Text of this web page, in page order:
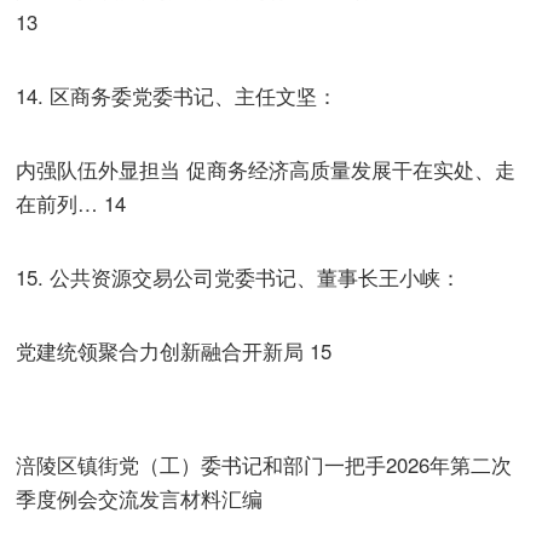
13
14. 区商务委党委书记、主任文坚：
内强队伍外显担当 促商务经济高质量发展干在实处、走
在前列… 14
15. 公共资源交易公司党委书记、董事长王小峡：
党建统领聚合力创新融合开新局 15
涪陵区镇街党（工）委书记和部门一把手2026年第二次
季度例会交流发言材料汇编